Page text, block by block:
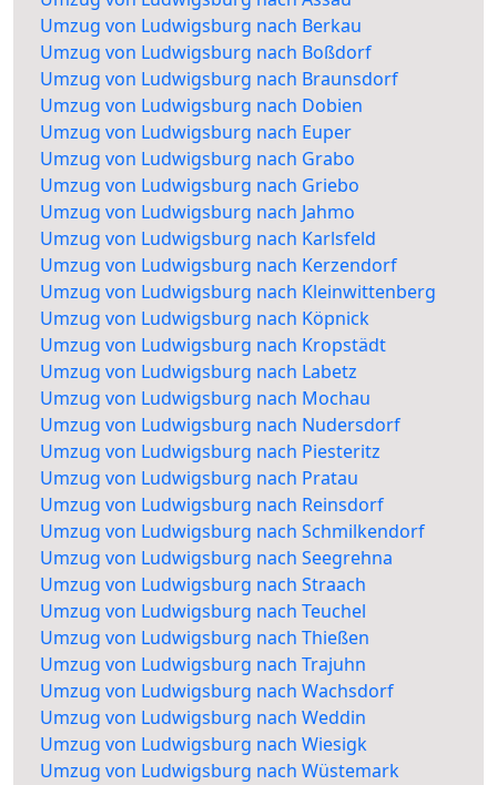
Umzug von Ludwigsburg nach Berkau
Umzug von Ludwigsburg nach Boßdorf
Umzug von Ludwigsburg nach Braunsdorf
Umzug von Ludwigsburg nach Dobien
Umzug von Ludwigsburg nach Euper
Umzug von Ludwigsburg nach Grabo
Umzug von Ludwigsburg nach Griebo
Umzug von Ludwigsburg nach Jahmo
Umzug von Ludwigsburg nach Karlsfeld
Umzug von Ludwigsburg nach Kerzendorf
Umzug von Ludwigsburg nach Kleinwittenberg
Umzug von Ludwigsburg nach Köpnick
Umzug von Ludwigsburg nach Kropstädt
Umzug von Ludwigsburg nach Labetz
Umzug von Ludwigsburg nach Mochau
Umzug von Ludwigsburg nach Nudersdorf
Umzug von Ludwigsburg nach Piesteritz
Umzug von Ludwigsburg nach Pratau
Umzug von Ludwigsburg nach Reinsdorf
Umzug von Ludwigsburg nach Schmilkendorf
Umzug von Ludwigsburg nach Seegrehna
Umzug von Ludwigsburg nach Straach
Umzug von Ludwigsburg nach Teuchel
Umzug von Ludwigsburg nach Thießen
Umzug von Ludwigsburg nach Trajuhn
Umzug von Ludwigsburg nach Wachsdorf
Umzug von Ludwigsburg nach Weddin
Umzug von Ludwigsburg nach Wiesigk
Umzug von Ludwigsburg nach Wüstemark